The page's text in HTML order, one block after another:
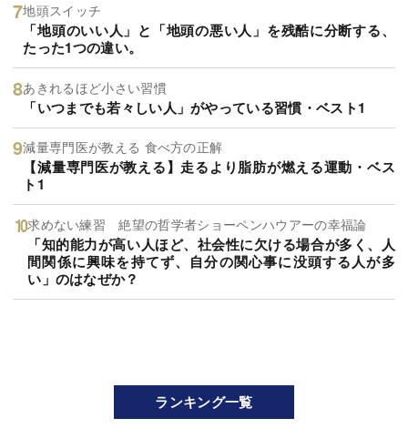
地頭スイッチ
「地頭のいい人」と「地頭の悪い人」を残酷に分断する、
たった1つの違い。
あきれるほど小さい習慣
「いつまでも若々しい人」がやっている習慣・ベスト1
減量専門医が教える 食べ方の正解
【減量専門医が教える】走るより脂肪が燃える運動・ベス
ト1
求めない練習 絶望の哲学者ショーペンハウアーの幸福論
「知的能力が高い人ほど、社会性に欠ける場合が多く、人
間関係に興味を持てず、自分の関心事に没頭する人が多
い」のはなぜか？
ランキング一覧